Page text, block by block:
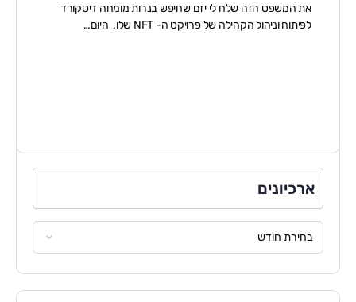
את המשפט הזה שלח לי יזם שחיפש בנרות מומחה דיסקורד
לפיתוח וניהול הקהילה של פרויקט ה- NFT שלו. היום…
ארכיונים